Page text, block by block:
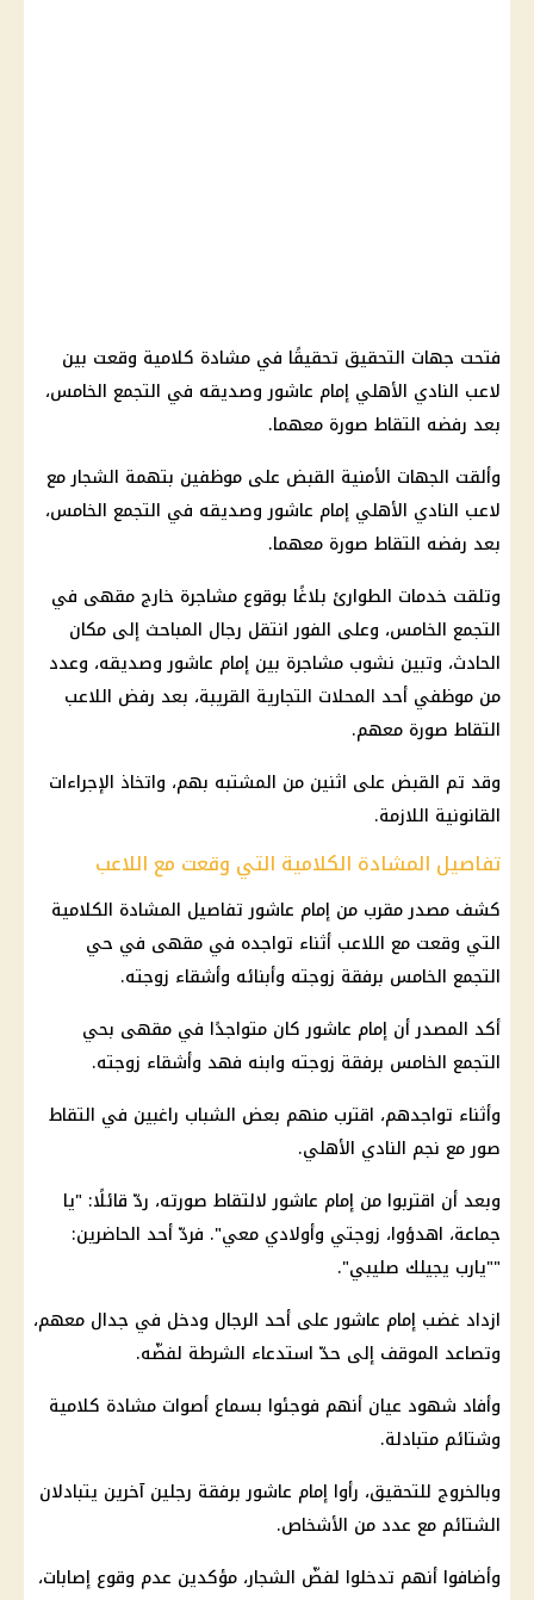
فتحت جهات التحقيق تحقيقًا في مشادة كلامية وقعت بين
لاعب النادي الأهلي إمام عاشور وصديقه في التجمع الخامس،
بعد رفضه التقاط صورة معهما.
وألقت الجهات الأمنية القبض على موظفين بتهمة الشجار مع
لاعب النادي الأهلي إمام عاشور وصديقه في التجمع الخامس،
بعد رفضه التقاط صورة معهما.
وتلقت خدمات الطوارئ بلاغًا بوقوع مشاجرة خارج مقهى في
التجمع الخامس، وعلى الفور انتقل رجال المباحث إلى مكان
الحادث، وتبين نشوب مشاجرة بين إمام عاشور وصديقه، وعدد
من موظفي أحد المحلات التجارية القريبة، بعد رفض اللاعب
التقاط صورة معهم.
وقد تم القبض على اثنين من المشتبه بهم، واتخاذ الإجراءات
القانونية اللازمة.
تفاصيل المشادة الكلامية التي وقعت مع اللاعب
كشف مصدر مقرب من إمام عاشور تفاصيل المشادة الكلامية
التي وقعت مع اللاعب أثناء تواجده في مقهى في حي
التجمع الخامس برفقة زوجته وأبنائه وأشقاء زوجته.
أكد المصدر أن إمام عاشور كان متواجدًا في مقهى بحي
التجمع الخامس برفقة زوجته وابنه فهد وأشقاء زوجته.
وأثناء تواجدهم، اقترب منهم بعض الشباب راغبين في التقاط
صور مع نجم النادي الأهلي.
وبعد أن اقتربوا من إمام عاشور لالتقاط صورته، ردّ قائلًا: "يا
جماعة، اهدؤوا، زوجتي وأولادي معي". فردّ أحد الحاضرين:
""يارب يجيلك صليبي".
ازداد غضب إمام عاشور على أحد الرجال ودخل في جدال معهم،
وتصاعد الموقف إلى حدّ استدعاء الشرطة لفضّه.
وأفاد شهود عيان أنهم فوجئوا بسماع أصوات مشادة كلامية
وشتائم متبادلة.
وبالخروج للتحقيق، رأوا إمام عاشور برفقة رجلين آخرين يتبادلان
الشتائم مع عدد من الأشخاص.
وأضافوا أنهم تدخلوا لفضّ الشجار، مؤكدين عدم وقوع إصابات،